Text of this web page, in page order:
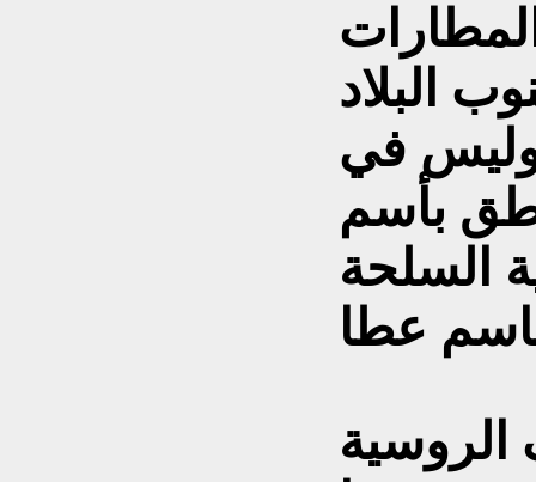
البلاد
وليس في
بأسم
السلحة